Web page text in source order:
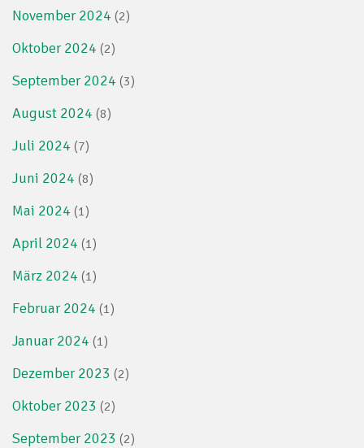
November 2024 (2)
Oktober 2024 (2)
September 2024 (3)
August 2024 (8)
Juli 2024 (7)
Juni 2024 (8)
Mai 2024 (1)
April 2024 (1)
März 2024 (1)
Februar 2024 (1)
Januar 2024 (1)
Dezember 2023 (2)
Oktober 2023 (2)
September 2023 (2)